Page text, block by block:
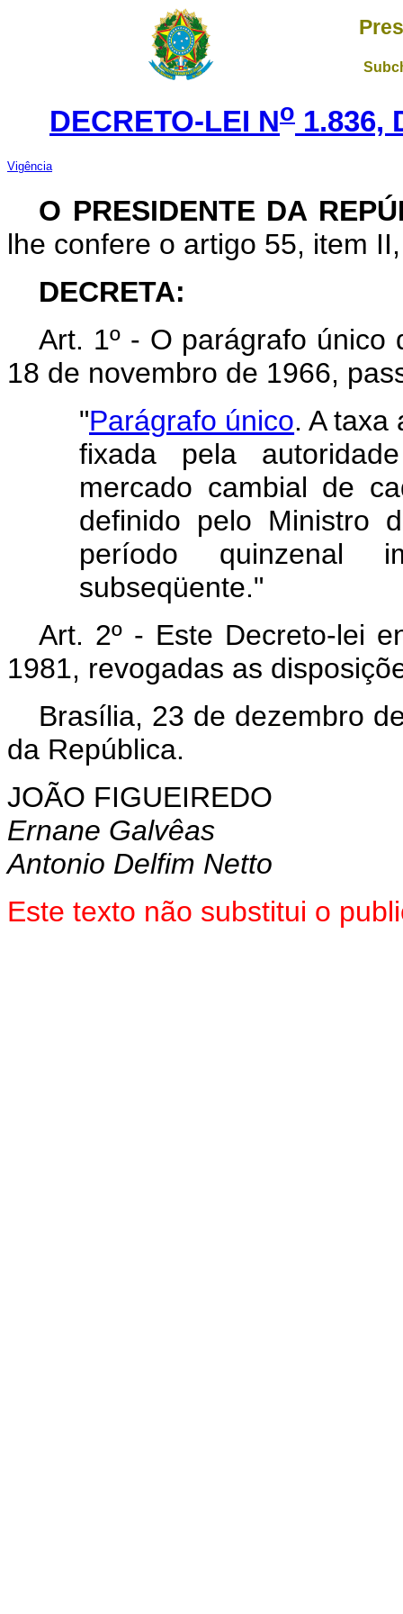
DECRETO-LEI No 1.836,
Vigência
O PRESIDENTE DA
lhe confere o artigo 55, item
DECRETA:
Art. 1º - O parágrafo único
18 de novembro de 1966,
"Parágrafo único. A taxa
fixada pela
mercado cambial de
definido pelo Ministro
período quinzenal
subseqüente."
Art. 2º - Este Decreto-lei
1981, revogadas as
Brasília, 23 de dezembro
da República.
JOÃO FIGUEIREDO
Ernane Galvêas
Antonio Delfim Netto
Este texto não substitui o